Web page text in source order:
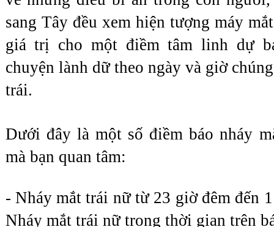
sang Tây đều xem hiện tượng máy
giá trị cho một điềm tâm linh dự
chuyện lành dữ theo ngày và giờ
trái.
Dưới đây là một số điềm báo nháy
mà bạn quan tâm:
- Nháy mắt trái nữ từ 23 giờ đêm đến
Nháy mắt trái nữ trong thời gian trên